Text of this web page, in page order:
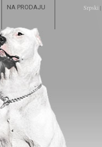
NA PRODAJU Srpski |